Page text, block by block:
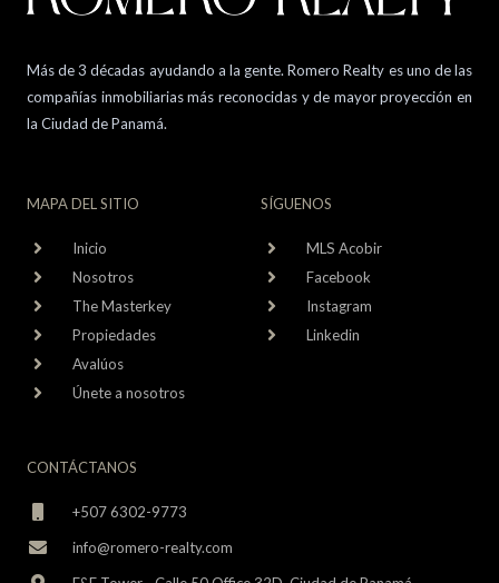
Más de 3 décadas ayudando a la gente. Romero Realty es uno de las
compañías inmobiliarias más reconocidas y de mayor proyección en
la Ciudad de Panamá.
MAPA DEL SITIO
Inicio
Nosotros
The Masterkey
Propiedades
Avalúos
Únete a nosotros
SÍGUENOS
MLS Acobir
Facebook
Instagram
Linkedin
CONTÁCTANOS
+507 6302-9773
info@romero-realty.com